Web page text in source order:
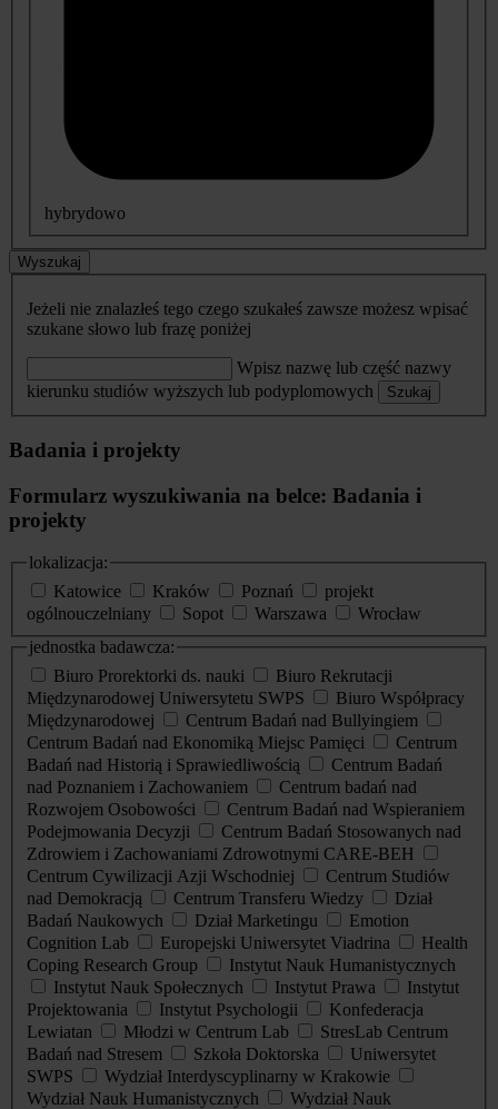
hybrydowo
Wyszukaj
Jeżeli nie znalazłeś tego czego szukałeś zawsze możesz wpisać
szukane słowo lub frazę poniżej
Wpisz nazwę lub część nazwy
kierunku studiów wyższych lub podyplomowych
Szukaj
Badania i projekty
Formularz wyszukiwania na belce: Badania i
projekty
lokalizacja:
Katowice
Kraków Poznań
projekt
ogólnouczelniany
Sopot Warszawa
Wrocław
jednostka badawcza:
Biuro Prorektorki ds. nauki
Biuro Rekrutacji
Międzynarodowej Uniwersytetu SWPS
Biuro Współpracy
Międzynarodowej
Centrum Badań nad Bullyingiem
Centrum Badań nad Ekonomiką Miejsc Pamięci
Centrum
Badań nad Historią i Sprawiedliwością
Centrum Badań
nad Poznaniem i Zachowaniem
Centrum badań nad
Rozwojem Osobowości
Centrum Badań nad Wspieraniem
Podejmowania Decyzji
Centrum Badań Stosowanych nad
Zdrowiem i Zachowaniami Zdrowotnymi CARE-BEH
Centrum Cywilizacji Azji Wschodniej
Centrum Studiów
nad Demokracją
Centrum Transferu Wiedzy
Dział
Badań Naukowych
Dział Marketingu
Emotion
Cognition Lab
Europejski Uniwersytet Viadrina
Health
Coping Research Group
Instytut Nauk Humanistycznych
Instytut Nauk Społecznych
Instytut Prawa
Instytut
Projektowania
Instytut Psychologii
Konfederacja
Lewiatan
Młodzi w Centrum Lab
StresLab Centrum
Badań nad Stresem
Szkoła Doktorska
Uniwersytet
SWPS
Wydział Interdyscyplinarny w Krakowie
Wydział Nauk Humanistycznych
Wydział Nauk